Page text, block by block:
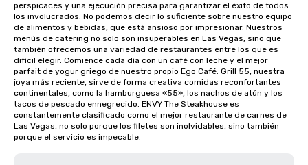
perspicaces y una ejecución precisa para garantizar el éxito de todos
los involucrados. No podemos decir lo suficiente sobre nuestro equipo
de alimentos y bebidas, que está ansioso por impresionar. Nuestros
menús de catering no solo son insuperables en Las Vegas, sino que
también ofrecemos una variedad de restaurantes entre los que es
difícil elegir. Comience cada día con un café con leche y el mejor
parfait de yogur griego de nuestro propio Ego Café. Grill 55, nuestra
joya más reciente, sirve de forma creativa comidas reconfortantes
continentales, como la hamburguesa «55», los nachos de atún y los
tacos de pescado ennegrecido. ENVY The Steakhouse es
constantemente clasificado como el mejor restaurante de carnes de
Las Vegas, no solo porque los filetes son inolvidables, sino también
porque el servicio es impecable.